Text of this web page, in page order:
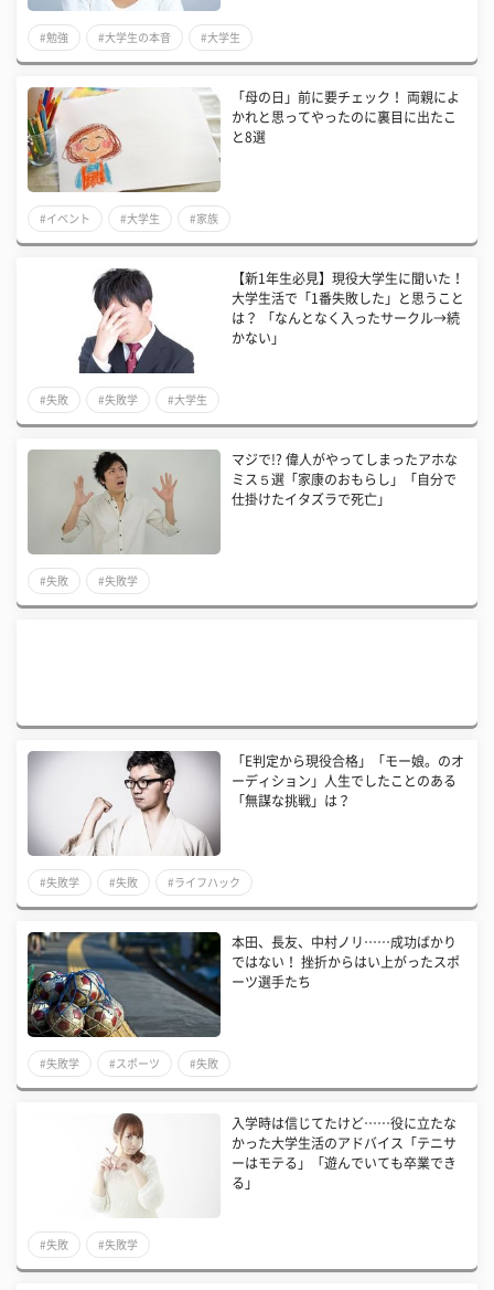
#勉強 #大学生の本音 #大学生
「母の日」前に要チェック！ 両親によ
かれと思ってやったのに裏目に出たこ
と8選
#イベント #大学生 #家族
【新1年生必見】現役大学生に聞いた！
大学生活で「1番失敗した」と思うこと
は？ 「なんとなく入ったサークル→続
かない」
#失敗 #失敗学 #大学生
マジで!? 偉人がやってしまったアホな
ミス５選「家康のおもらし」「自分で
仕掛けたイタズラで死亡」
#失敗 #失敗学
「E判定から現役合格」「モー娘。のオ
ーディション」人生でしたことのある
「無謀な挑戦」は？
#失敗学 #失敗 #ライフハック
本田、長友、中村ノリ……成功ばかり
ではない！ 挫折からはい上がったスポ
ーツ選手たち
#失敗学 #スポーツ #失敗
入学時は信じてたけど……役に立たな
かった大学生活のアドバイス「テニサ
ーはモテる」「遊んでいても卒業でき
る」
#失敗 #失敗学